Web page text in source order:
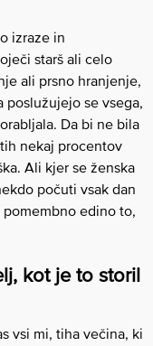
izraze in
starš ali celo
ali prsno hranjenje,
poslužujejo se vsega,
Da bi ne bila
nekaj procentov
Ali kjer se ženska
počuti vsak dan
edino to,
kot je to storil
vsi mi, tiha večina, ki